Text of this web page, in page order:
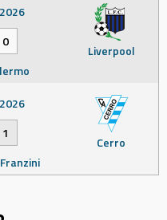
Liverpool
0
Cerro
1